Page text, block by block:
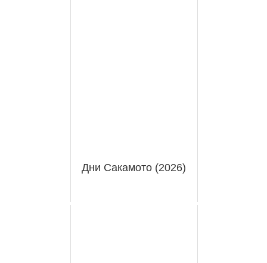
Дни Сакамото (2026)